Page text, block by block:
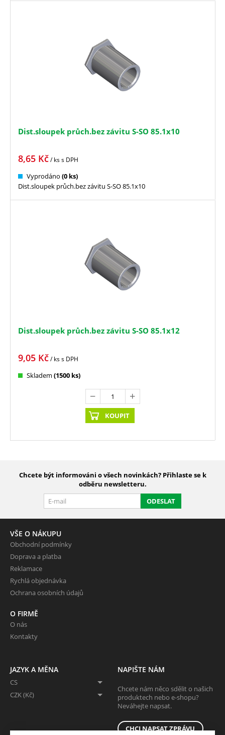
Dist.sloupek průch.bez závitu S-SO 85.1x10
8,65 Kč/ kss DPH
Vyprodáno (0 ks)
Dist.sloupek průch.bez závitu S-SO 85.1x10
Dist.sloupek průch.bez závitu S-SO 85.1x12
9,05 Kč/ kss DPH
Skladem (1500 ks)
KOUPIT
Chcete být informováni o všech novinkách? Přihlaste se k
odběru newsletteru.
ODESLAT
VŠE O NÁKUPU
Obchodní podmínky
Doprava a platba
Reklamace
Rychlá objednávka
Ochrana osobních údajů
O FIRMĚ
O nás
Kontakty
JAZYK A MĚNA
CS
CZK (Kč)
NAPIŠTE NÁM
Chcete nám něco sdělit o našich
produktech nebo e-shopu?
Neváhejte napsat.
CHCI NAPSAT ZPRÁVU